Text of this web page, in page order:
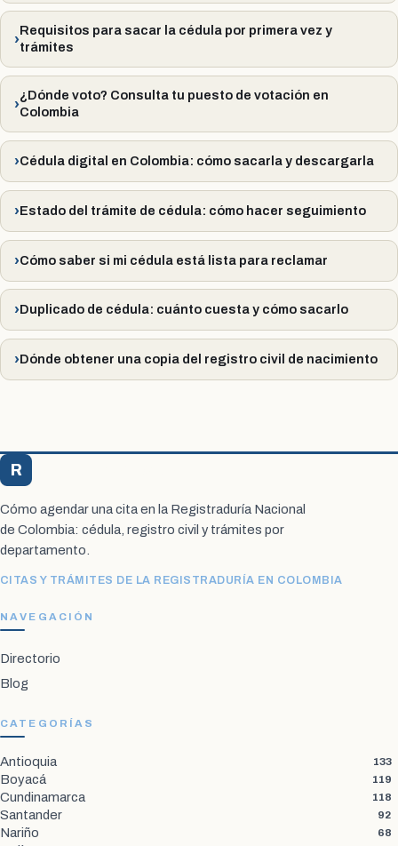
Requisitos para sacar la cédula por primera vez y
trámites
¿Dónde voto? Consulta tu puesto de votación en
Colombia
Cédula digital en Colombia: cómo sacarla y descargarla
Estado del trámite de cédula: cómo hacer seguimiento
Cómo saber si mi cédula está lista para reclamar
Duplicado de cédula: cuánto cuesta y cómo sacarlo
Dónde obtener una copia del registro civil de nacimiento
R
Cómo agendar una cita en la Registraduría Nacional
de Colombia: cédula, registro civil y trámites por
departamento.
CITAS Y TRÁMITES DE LA REGISTRADURÍA EN COLOMBIA
NAVEGACIÓN
Directorio
Blog
CATEGORÍAS
Antioquia 133
Boyacá 119
Cundinamarca 118
Santander 92
Nariño 68